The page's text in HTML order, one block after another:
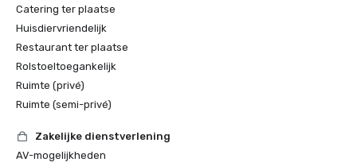
Catering ter plaatse
Huisdiervriendelijk
Restaurant ter plaatse
Rolstoeltoegankelijk
Ruimte (privé)
Ruimte (semi-privé)
Zakelijke dienstverlening
AV-mogelijkheden